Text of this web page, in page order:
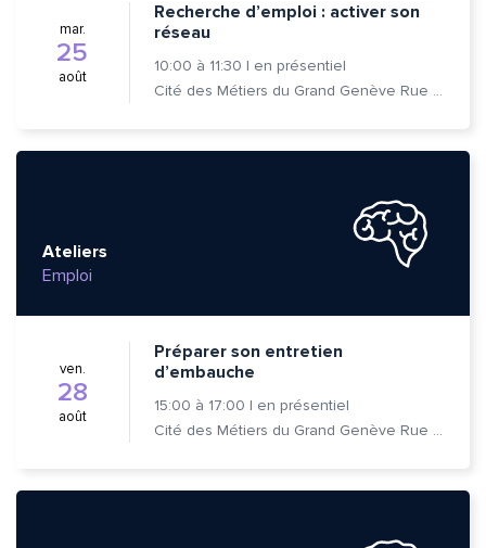
mar.
25
août
Recherche d’emploi : activer son
réseau
10:00 à 11:30 | en présentiel
Cité des Métiers du Grand Genève Rue Prévost-Martin 6 1205 Genève
Ateliers
Emploi
ven.
28
août
Préparer son entretien
d’embauche
15:00 à 17:00 | en présentiel
Cité des Métiers du Grand Genève Rue Prévost-Martin 6 1205 Genève